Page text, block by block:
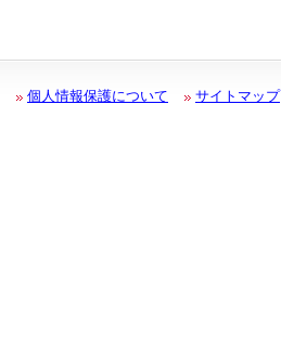
個人情報保護について サイトマップ